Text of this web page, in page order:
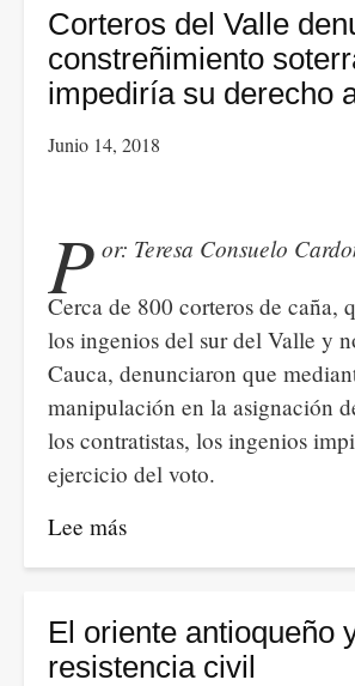
Corteros del Valle
constreñimiento
impediría su derecho
Junio 14, 2018
P or: Teresa Consuelo
Cerca de 800 corteros de caña,
los ingenios del sur del Valle y
Cauca, denunciaron que
manipulación en la asignación
los contratistas, los ingenios
ejercicio del voto.
Lee más
Corteros
Valle
denuncian
El oriente antioqueño
resistencia civil